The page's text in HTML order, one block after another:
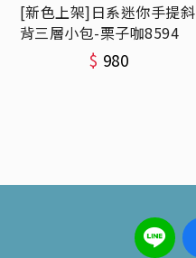
[新色上架]日系迷你手提斜
背三層小包-栗子咖8594
$ 980